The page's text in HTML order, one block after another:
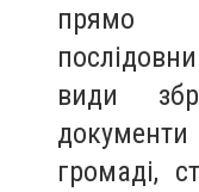
прямо
види
документи
громаді,